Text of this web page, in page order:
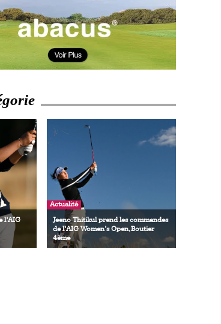
l’AIG
Actualité
Jeeno Thitikul prend les commandes
de l’AIG Women’s Open, Boutier
4ème